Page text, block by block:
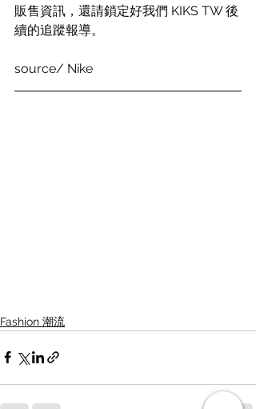
販售資訊，還請鎖定好我們 KIKS TW 後
續的追蹤報導。
source/ Nike
Fashion 潮流